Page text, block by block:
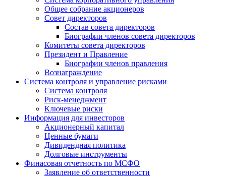
Общее собрание акционеров
Совет директоров
Состав совета директоров
Биографии членов совета директоров
Комитеты совета директоров
Президент и Правление
Биографии членов правления
Вознаграждение
Система контроля и управление рисками
Система контроля
Риск-менеджмент
Ключевые риски
Информация для инвесторов
Акционерный капитал
Ценные бумаги
Дивидендная политика
Долговые инструменты
Финасовая отчетность по МСФО
Заявление об ответственности